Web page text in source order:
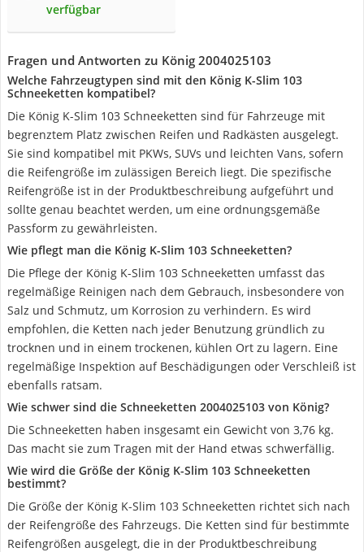
verfügbar
Fragen und Antworten zu König 2004025103
Welche Fahrzeugtypen sind mit den König K-Slim 103
Schneeketten kompatibel?
Die König K-Slim 103 Schneeketten sind für Fahrzeuge mit
begrenztem Platz zwischen Reifen und Radkästen ausgelegt.
Sie sind kompatibel mit PKWs, SUVs und leichten Vans, sofern
die Reifengröße im zulässigen Bereich liegt. Die spezifische
Reifengröße ist in der Produktbeschreibung aufgeführt und
sollte genau beachtet werden, um eine ordnungsgemäße
Passform zu gewährleisten.
Wie pflegt man die König K-Slim 103 Schneeketten?
Die Pflege der König K-Slim 103 Schneeketten umfasst das
regelmäßige Reinigen nach dem Gebrauch, insbesondere von
Salz und Schmutz, um Korrosion zu verhindern. Es wird
empfohlen, die Ketten nach jeder Benutzung gründlich zu
trocknen und in einem trockenen, kühlen Ort zu lagern. Eine
regelmäßige Inspektion auf Beschädigungen oder Verschleiß ist
ebenfalls ratsam.
Wie schwer sind die Schneeketten ‎2004025103 von König?
Die Schneeketten haben insgesamt ein Gewicht von 3,76 kg.
Das macht sie zum Tragen mit der Hand etwas schwerfällig.
Wie wird die Größe der König K-Slim 103 Schneeketten
bestimmt?
Die Größe der König K-Slim 103 Schneeketten richtet sich nach
der Reifengröße des Fahrzeugs. Die Ketten sind für bestimmte
Reifengrößen ausgelegt, die in der Produktbeschreibung